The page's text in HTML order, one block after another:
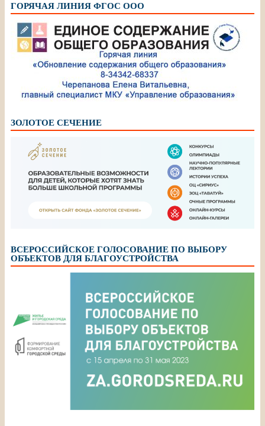
ГОРЯЧАЯ ЛИНИЯ ФГОС ООО
ЗОЛОТОЕ СЕЧЕНИЕ
ВСЕРОССИЙСКОЕ ГОЛОСОВАНИЕ ПО ВЫБОРУ
ОБЪЕКТОВ ДЛЯ БЛАГОУСТРОЙСТВА